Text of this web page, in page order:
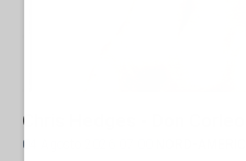
Chris Hedges - Don
04 Agosto 2026 07:00